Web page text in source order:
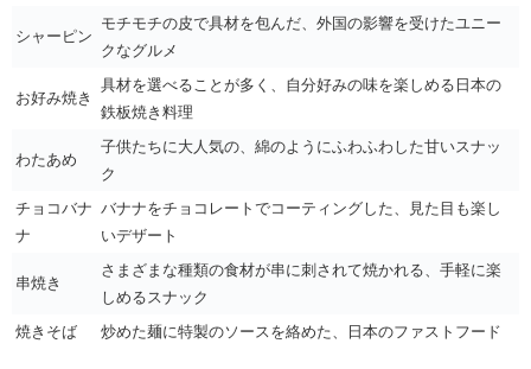
シャーピン
モチモチの皮で具材を包んだ、外国の影響を受けたユニー
クなグルメ
お好み焼き
具材を選べることが多く、自分好みの味を楽しめる日本の
鉄板焼き料理
わたあめ
子供たちに大人気の、綿のようにふわふわした甘いスナッ
ク
チョコバナ
ナ
バナナをチョコレートでコーティングした、見た目も楽し
いデザート
串焼き
さまざまな種類の食材が串に刺されて焼かれる、手軽に楽
しめるスナック
焼きそば
炒めた麺に特製のソースを絡めた、日本のファストフード